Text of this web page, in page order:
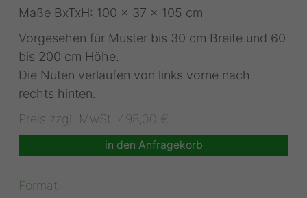
Maße BxTxH: 100 x 37 x 105 cm
Vorgesehen für Muster bis 30 cm Breite und 60
bis 200 cm Höhe.
Die Nuten verlaufen von links vorne nach
rechts hinten.
Preis zzgl. MwSt. 498,00 €
in den Anfragekorb
Format: